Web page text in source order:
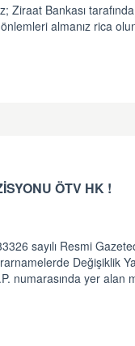
Ziraat Bankası
almanız rica
ÖTV HK !
sayılı Resmi
Değişiklik
numarasında yer